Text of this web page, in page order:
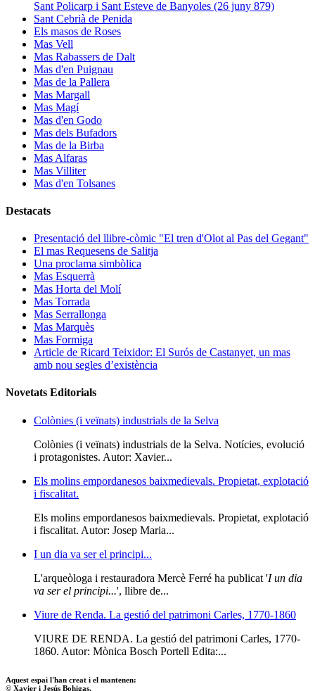
Sant Policarp i Sant Esteve de Banyoles (26 juny 879)
Sant Cebrià de Penida
Els masos de Roses
Mas Vell
Mas Rabassers de Dalt
Mas d'en Puignau
Mas de la Pallera
Mas Margall
Mas Magí
Mas d'en Godo
Mas dels Bufadors
Mas de la Birba
Mas Alfaras
Mas Villiter
Mas d'en Tolsanes
Destacats
Presentació del llibre-còmic "El tren d'Olot al Pas del Gegant"
El mas Requesens de Salitja
Una proclama simbòlica
Mas Esquerrà
Mas Horta del Molí
Mas Torrada
Mas Serrallonga
Mas Marquès
Mas Formiga
Article de Ricard Teixidor: El Surós de Castanyet, un mas
amb nou segles d’existència
Novetats Editorials
Colònies (i veïnats) industrials de la Selva
Colònies (i veïnats) industrials de la Selva. Notícies, evolució
i protagonistes. Autor: Xavier...
Els molins empordanesos baixmedievals. Propietat, explotació
i fiscalitat.
Els molins empordanesos baixmedievals. Propietat, explotació
i fiscalitat. Autor: Josep Maria...
I un dia va ser el principi...
L'arqueòloga i restauradora Mercè Ferré ha publicat 'I un dia
va ser el principi...', llibre de...
Viure de Renda. La gestió del patrimoni Carles, 1770-1860
VIURE DE RENDA. La gestió del patrimoni Carles, 1770-
1860. Autor: Mònica Bosch Portell Edita:...
Aquest espai l'han creat i el mantenen:
© Xavier i Jesús Bohigas,